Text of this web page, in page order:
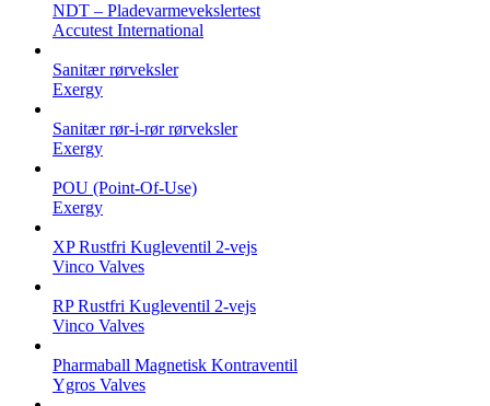
NDT – Pladevarmevekslertest
Accutest International
Sanitær rørveksler
Exergy
Sanitær rør-i-rør rørveksler
Exergy
POU (Point-Of-Use)
Exergy
XP Rustfri Kugleventil 2-vejs
Vinco Valves
RP Rustfri Kugleventil 2-vejs
Vinco Valves
Pharmaball Magnetisk Kontraventil
Ygros Valves